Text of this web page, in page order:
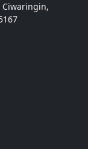
Ciwaringin,